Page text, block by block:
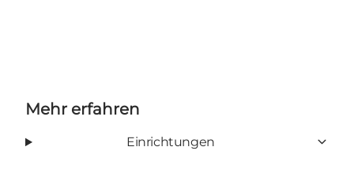
Mehr erfahren
Einrichtungen